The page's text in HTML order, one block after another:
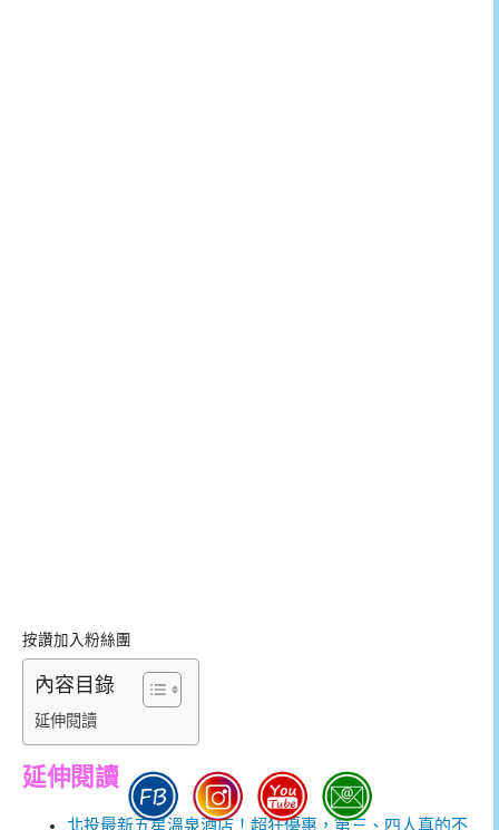
按讚加入粉絲團
內容目錄
延伸閱讀
延伸閱讀
北投最新五星溫泉酒店！超狂優惠，第三、四人真的不